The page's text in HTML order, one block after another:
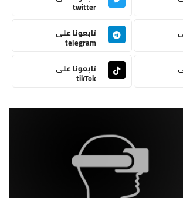
twitter
تابعونا على
telegram
تابعونا على
tikTok